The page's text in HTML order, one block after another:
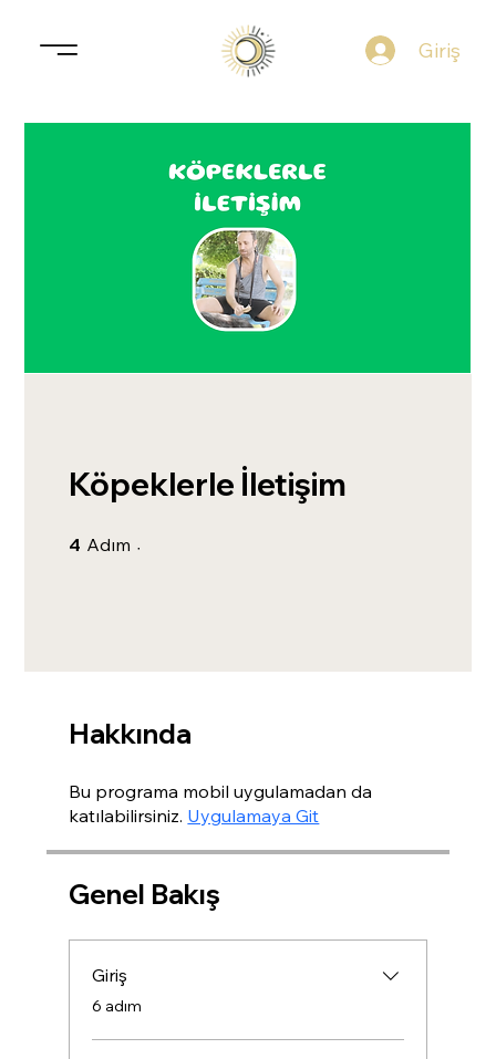
Giriş
Köpeklerle İletişim
4 Adım
Hakkında
Bu programa mobil uygulamadan da
katılabilirsiniz. Uygulamaya Git
Genel Bakış
Giriş
.6 adım